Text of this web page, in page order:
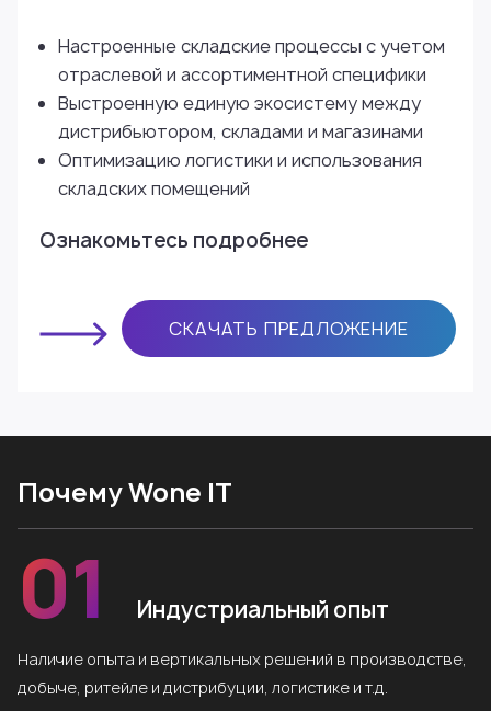
Настроенные складские процессы с учетом
отраслевой и ассортиментной специфики
Выстроенную единую экосистему между
дистрибьютором, складами и магазинами
Оптимизацию логистики и использования
складских помещений
Ознакомьтесь подробнее
СКАЧАТЬ ПРЕДЛОЖЕНИЕ
Почему Wone IT
01 Индустриальный опыт
Наличие опыта и вертикальных решений в производстве,
добыче, ритейле и дистрибуции, логистике и т.д.